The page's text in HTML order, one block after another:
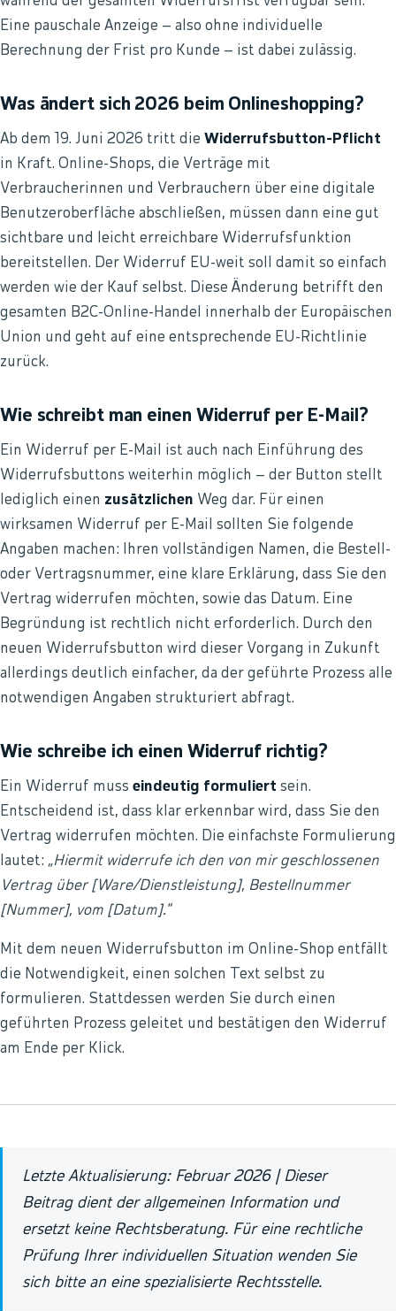
Eine pauschale Anzeige – also ohne individuelle
Berechnung der Frist pro Kunde – ist dabei zulässig.
Was ändert sich 2026 beim Onlineshopping?
Ab dem 19. Juni 2026 tritt die Widerrufsbutton-Pflicht
in Kraft. Online-Shops, die Verträge mit
Verbraucherinnen und Verbrauchern über eine digitale
Benutzeroberfläche abschließen, müssen dann eine gut
sichtbare und leicht erreichbare Widerrufsfunktion
bereitstellen. Der Widerruf EU-weit soll damit so einfach
werden wie der Kauf selbst. Diese Änderung betrifft den
gesamten B2C-Online-Handel innerhalb der Europäischen
Union und geht auf eine entsprechende EU-Richtlinie
zurück.
Wie schreibt man einen Widerruf per E-Mail?
Ein Widerruf per E-Mail ist auch nach Einführung des
Widerrufsbuttons weiterhin möglich – der Button stellt
lediglich einen zusätzlichen Weg dar. Für einen
wirksamen Widerruf per E-Mail sollten Sie folgende
Angaben machen: Ihren vollständigen Namen, die Bestell-
oder Vertragsnummer, eine klare Erklärung, dass Sie den
Vertrag widerrufen möchten, sowie das Datum. Eine
Begründung ist rechtlich nicht erforderlich. Durch den
neuen Widerrufsbutton wird dieser Vorgang in Zukunft
allerdings deutlich einfacher, da der geführte Prozess alle
notwendigen Angaben strukturiert abfragt.
Wie schreibe ich einen Widerruf richtig?
Ein Widerruf muss eindeutig formuliert sein.
Entscheidend ist, dass klar erkennbar wird, dass Sie den
Vertrag widerrufen möchten. Die einfachste Formulierung
lautet: „Hiermit widerrufe ich den von mir geschlossenen
Vertrag über [Ware/Dienstleistung], Bestellnummer
[Nummer], vom [Datum].“
Mit dem neuen Widerrufsbutton im Online-Shop entfällt
die Notwendigkeit, einen solchen Text selbst zu
formulieren. Stattdessen werden Sie durch einen
geführten Prozess geleitet und bestätigen den Widerruf
am Ende per Klick.
Letzte Aktualisierung: Februar 2026 | Dieser
Beitrag dient der allgemeinen Information und
ersetzt keine Rechtsberatung. Für eine rechtliche
Prüfung Ihrer individuellen Situation wenden Sie
sich bitte an eine spezialisierte Rechtsstelle.